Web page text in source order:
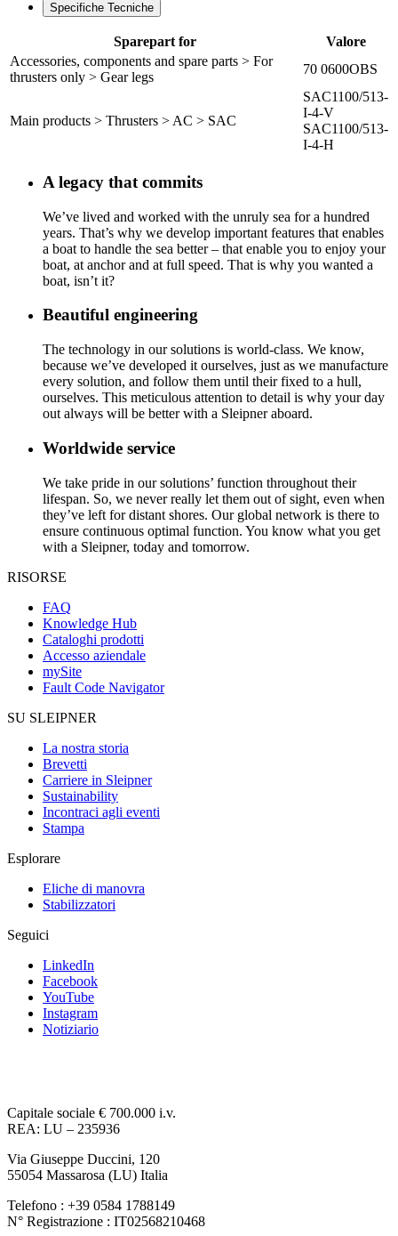
Specifiche Tecniche
Sparepart for
Valore
Accessories, components and spare parts > For
thrusters only > Gear legs
70 0600OBS
Main products > Thrusters > AC > SAC
SAC1100/513-
I-4-V
SAC1100/513-
I-4-H
A legacy that commits
We’ve lived and worked with the unruly sea for a hundred
years. That’s why we develop important features that enables
a boat to handle the sea better – that enable you to enjoy your
boat, at anchor and at full speed. That is why you wanted a
boat, isn’t it?
Beautiful engineering
The technology in our solutions is world-class. We know,
because we’ve developed it ourselves, just as we manufacture
every solution, and follow them until their fixed to a hull,
ourselves. This meticulous attention to detail is why your day
out always will be better with a Sleipner aboard.
Worldwide service
We take pride in our solutions’ function throughout their
lifespan. So, we never really let them out of sight, even when
they’ve left for distant shores. Our global network is there to
ensure continuous optimal function. You know what you get
with a Sleipner, today and tomorrow.
RISORSE
FAQ
Knowledge Hub
Cataloghi prodotti
Accesso aziendale
mySite
Fault Code Navigator
SU SLEIPNER
La nostra storia
Brevetti
Carriere in Sleipner
Sustainability
Incontraci agli eventi
Stampa
Esplorare
Eliche di manovra
Stabilizzatori
Seguici
LinkedIn
Facebook
YouTube
Instagram
Notiziario
Capitale sociale € 700.000 i.v.
REA: LU – 235936
Via Giuseppe Duccini, 120
55054 Massarosa (LU) Italia
Telefono : +39 0584 1788149
N° Registrazione : IT02568210468